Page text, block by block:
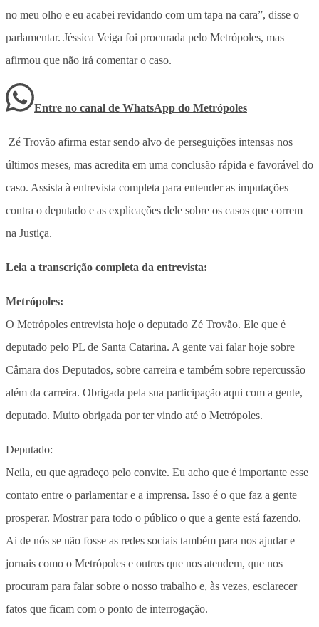
no meu olho e eu acabei revidando com um tapa na cara”, disse o
parlamentar. Jéssica Veiga foi procurada pelo Metrópoles, mas
afirmou que não irá comentar o caso.
Entre no canal de WhatsApp do Metrópoles
Zé Trovão afirma estar sendo alvo de perseguições intensas nos
últimos meses, mas acredita em uma conclusão rápida e favorável do
caso. Assista à entrevista completa para entender as imputações
contra o deputado e as explicações dele sobre os casos que correm
na Justiça.
Leia a transcrição completa da entrevista:
Metrópoles:
O Metrópoles entrevista hoje o deputado Zé Trovão. Ele que é
deputado pelo PL de Santa Catarina. A gente vai falar hoje sobre
Câmara dos Deputados, sobre carreira e também sobre repercussão
além da carreira. Obrigada pela sua participação aqui com a gente,
deputado. Muito obrigada por ter vindo até o Metrópoles.
Deputado:
Neila, eu que agradeço pelo convite. Eu acho que é importante esse
contato entre o parlamentar e a imprensa. Isso é o que faz a gente
prosperar. Mostrar para todo o público o que a gente está fazendo.
Ai de nós se não fosse as redes sociais também para nos ajudar e
jornais como o Metrópoles e outros que nos atendem, que nos
procuram para falar sobre o nosso trabalho e, às vezes, esclarecer
fatos que ficam com o ponto de interrogação.